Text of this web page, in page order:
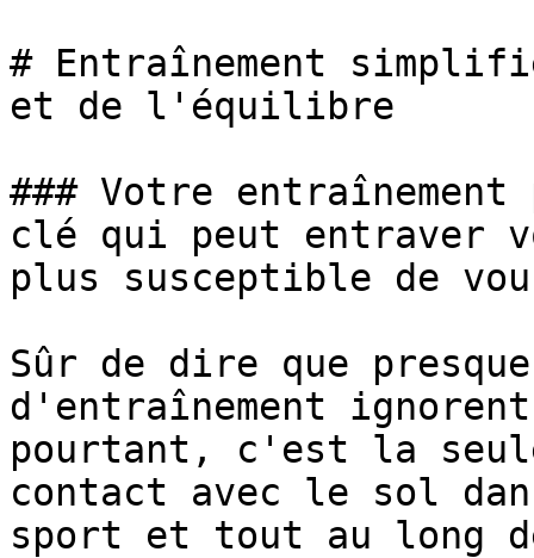
# Entraînement
et de l'équilibre
### Votre
clé qui peut entraver
plus susceptible de
Sûr de dire que
d'entraînement
pourtant, c'est la
contact avec le sol
sport et tout au long